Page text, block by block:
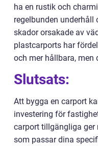
ha en rustik och
regelbunden
skador orsakade av
plastcarports har
och mer hållbara, men
Slutsats:
Att bygga en carport
investering för
carport tillgängliga
som passar dina